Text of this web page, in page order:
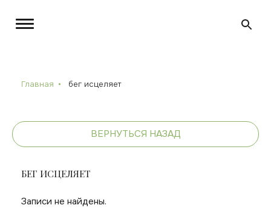
Главная бег исцеляет
ВЕРНУТЬСЯ НАЗАД
БЕГ ИСЦЕЛЯЕТ
Записи не найдены.